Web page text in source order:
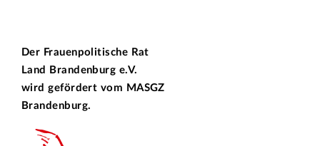
Der Frauenpolitische Rat
Land Brandenburg e.V.
wird gefördert vom MASGZ
Brandenburg.